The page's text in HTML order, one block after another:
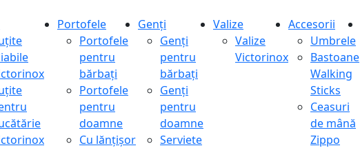
Portofele
Portofele
pentru
bărbați
Portofele
pentru
doamne
Cu lănțișor
Genți
Genți
pentru
bărbați
Genți
pentru
doamne
Serviete
Valize
Valize
Victorinox
Accesorii
Umbrele
Bastoane
Walking
Sticks
Ceasuri
de mână
Zippo